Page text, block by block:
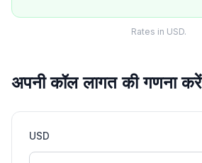
Rates in USD.
अपनी कॉल लागत की गणना करें
USD